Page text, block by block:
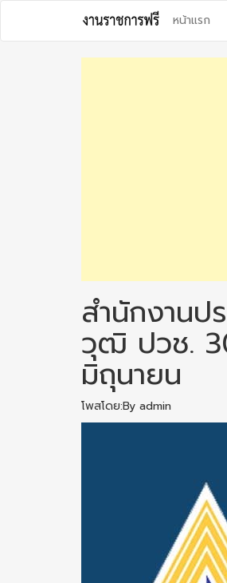
content
หน้าแรก
สำนักงาน
วุฒิ ปวช.
มิถุนายน
โพสโดย:By admin